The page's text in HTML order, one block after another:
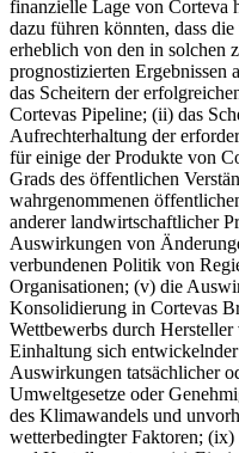
finanzielle Lage von Corteva
dazu führen könnten, dass
erheblich von den in solchen
prognostizierten Ergebnissen
das Scheitern der
Cortevas Pipeline; (ii) das
Aufrechterhaltung der
für einige der Produkte von
Grads des öffentlichen
wahrgenommenen
anderer landwirtschaftlicher
Auswirkungen von
verbundenen Politik von
Organisationen; (v) die
Konsolidierung in Cortevas
Wettbewerbs durch
Einhaltung sich
Auswirkungen tatsächlicher
Umweltgesetze oder
des Klimawandels und
wetterbedingter Faktoren;